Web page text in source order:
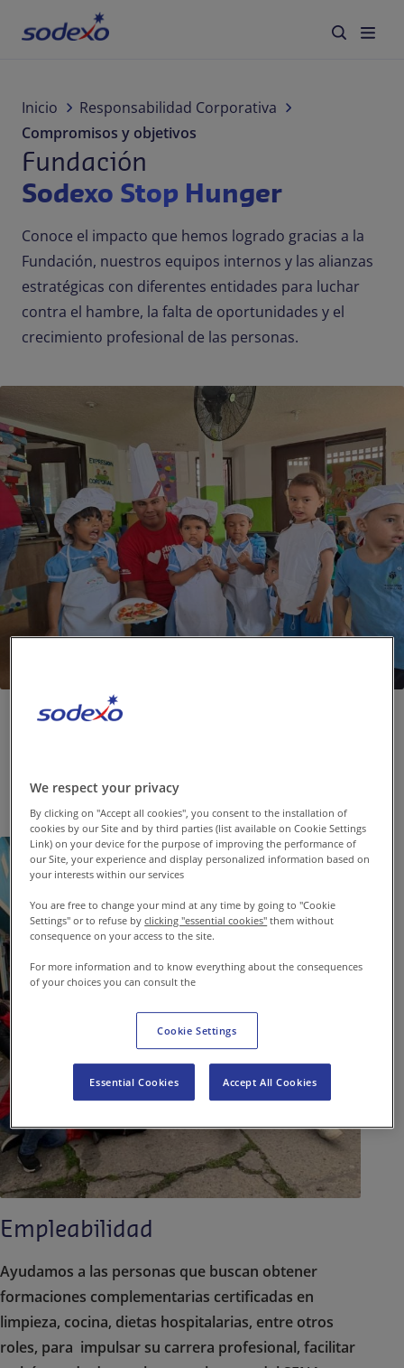
Servicios y Marcas
Tu industria
Responsabilidad Corporativa
Acerca de nosotros
Trabaja con nosotros ES-CO
Inicio
Responsabilidad Corporativa
Compromisos y objetivos
Fundación
Sodexo Stop Hunger
Conoce el impacto que hemos logrado gracias a la
Fundación, nuestros equipos internos y las alianzas
estratégicas con diferentes entidades para luchar
contra el hambre, la falta de oportunidades y el
crecimiento profesional de las personas.
Empleabilidad
Ayudamos a las personas que buscan obtener
formaciones complementarias certificadas en
limpieza, cocina, dietas hospitalarias, entre otros
roles, para impulsar su carrera profesional, facilitar
We respect your privacy
By clicking on "Accept all cookies", you consent to the installation of
cookies by our Site and by third parties (list available on Cookie Settings
Link) on your device for the purpose of improving the performance of
our Site, your experience and display personalized information based on
your interests within our services
You are free to change your mind at any time by going to "Cookie
Settings" or to refuse byclicking "essential cookies" them without
consequence on your access to the site.
For more information and to know everything about the consequences
of your choices you can consult the
Cookie Settings
Essential Cookies Accept All Cookies